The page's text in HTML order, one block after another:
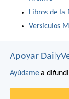
Libros de la
Versículos
Apoyar
Ayúdame a